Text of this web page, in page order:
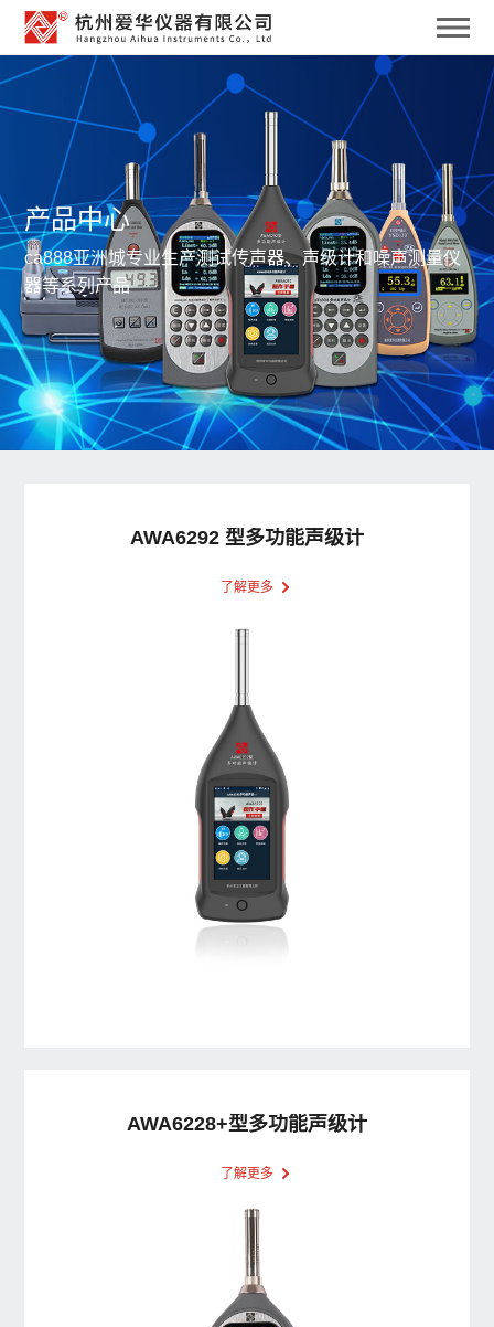
产品中心
ca888亚洲城专业生产测试传声器、声级计和噪声测量仪
器等系列产品
AWA6292 型多功能声级计
了解更多
AWA6228+型多功能声级计
了解更多